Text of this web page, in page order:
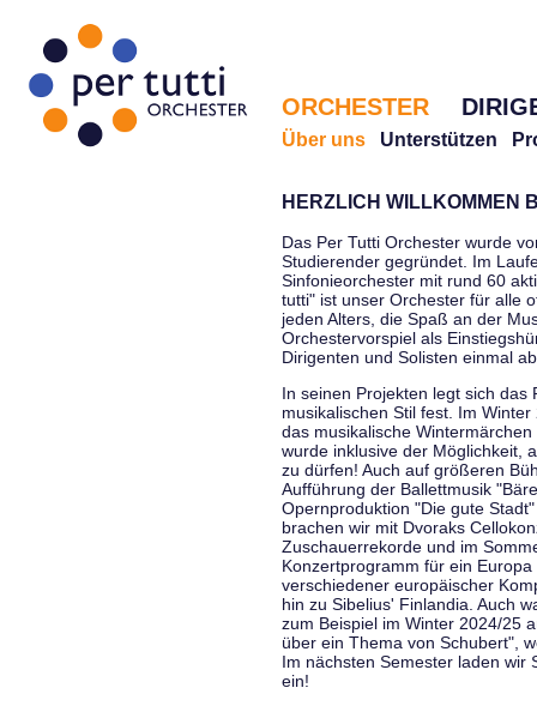
ORCHESTER
Über uns Unterstützen
HERZLICH WILLKOMMEN
Das Per Tutti Orchester wurde
Studierender gegründet. Im
Sinfonieorchester mit rund 60
tutti" ist unser Orchester für alle
jeden Alters, die Spaß an der
Orchestervorspiel als
Dirigenten und Solisten einmal
In seinen Projekten legt sich das
musikalischen Stil fest. Im
das musikalische
wurde inklusive der Möglichkeit,
zu dürfen! Auch auf größeren
Aufführung der Ballettmusik
Opernproduktion "Die gute
brachen wir mit Dvoraks
Zuschauerrekorde und im
Konzertprogramm für ein
verschiedener europäischer
hin zu Sibelius' Finlandia. Auch
zum Beispiel im Winter 2024/25
über ein Thema von Schubert",
Im nächsten Semester laden wir
ein!